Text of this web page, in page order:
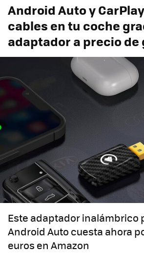
Android Auto y
cables en tu coche
adaptador a precio de
Este adaptador inalámbrico
Android Auto cuesta ahora
euros en Amazon